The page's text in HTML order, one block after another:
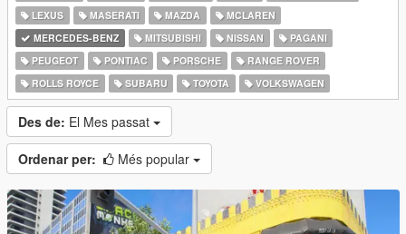
LEXUS
MASERATI MAZDA
MCLAREN
MERCEDES-BENZ
MITSUBISHI NISSAN
PAGANI
PEUGEOT
PONTIAC PORSCHE
RANGE ROVER
ROLLS ROYCE
SUBARU TOYOTA VOLKSWAGEN
Des de: El Mes passat
Ordenar per: Més popular